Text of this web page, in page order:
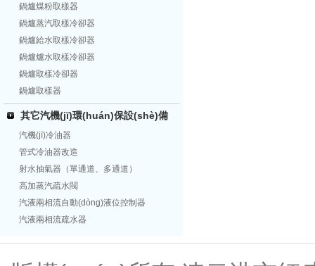
鍋爐煤粉取樣器
鍋爐蒸汽取樣冷卻器
鍋爐給水取樣冷卻器
鍋爐爐水取樣冷卻器
鍋爐取樣冷卻器
鍋爐取樣器
其它汽機(jī)環(huán)保設(shè)備
汽機(jī)冷油器
管式冷油器改造
射水抽氣器（單通道、多通道）
高加蒸汽疏水閥
汽液兩相流自動(dòng)液位控制器
汽液兩相流疏水器